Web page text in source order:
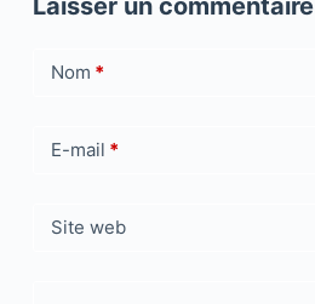
Laisser un commentaire
Nom *
E-mail *
Site web